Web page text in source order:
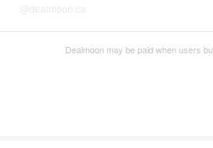
@dealmoon.ca
Dealmoon may be paid when users